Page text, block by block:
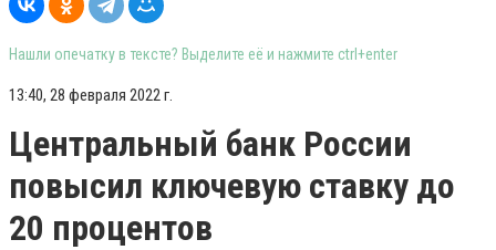
Нашли опечатку в тексте? Выделите её и нажмите ctrl+enter
13:40, 28 февраля 2022 г.
Центральный банк России
повысил ключевую ставку до
20 процентов